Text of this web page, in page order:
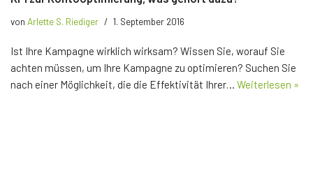
von Arlette S. Riediger 1. September 2016
Ist Ihre Kampagne wirklich wirksam? Wissen Sie, worauf Sie
achten müssen, um Ihre Kampagne zu optimieren? Suchen Sie
nach einer Möglichkeit, die die Effektivität Ihrer… Weiterlesen »